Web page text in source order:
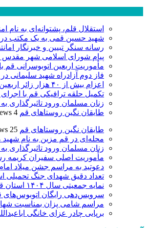
استقلال قلم، پشتوانه‌ای به
شهید حسین قمی به یک مکتب
رسانه سنگر تبیین و خبرنگار
پیام شورای اسلامی شهر مقدس
مأموریت اربعین اتوبوسرانی
فاز دوم آزادراه شهید سلیمانی
اعزام بیش از ۴۰ هزار زائر اربعین از پایانه‌های قم به مرز عراق
تکمیل حلقه ترافیکی قم با
زنان مسلمان ورود تاثیرگذاری
طایقان نگین روستاهای قم 4 views
طایقان نگین روستاهای قم 25 views
محله‌ای در قم مزین به نام
زنان مسلمان ورود تاثیرگذاری
مأموریت اصلی سفیران کریمه
دعوتید به مراسم جشن میلاد
تعداد دقیق شهدای جنگ تحمیلی
نمایه جمعیتی سال ۱۴۰۴ استان قم منتشر شد + اینفوگرافی
سرویس‌دهی رایگان اتوبوس‌های قم از
مراسم شامی پزان بمناسبت
برپایی چادر عزای خانگی